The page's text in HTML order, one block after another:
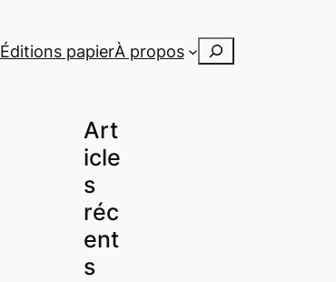
Éditions papierÀ propos Rechercher
Art
icle
s
réc
ent
s